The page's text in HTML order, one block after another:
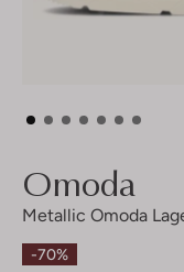
Omoda
Metallic Omoda
-70%